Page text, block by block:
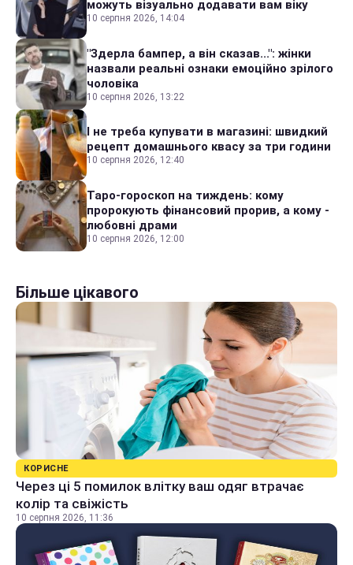
можуть візуально додавати вам віку
10 серпня 2026, 14:04
"Здерла бампер, а він сказав...": жінки
назвали реальні ознаки емоційно зрілого
чоловіка
10 серпня 2026, 13:22
І не треба купувати в магазині: швидкий
рецепт домашнього квасу за три години
10 серпня 2026, 12:40
Таро-гороскоп на тиждень: кому
пророкують фінансовий прорив, а кому -
любовні драми
10 серпня 2026, 12:00
Більше цікавого
КОРИСНЕ
Через ці 5 помилок влітку ваш одяг втрачає
колір та свіжість
10 серпня 2026, 11:36